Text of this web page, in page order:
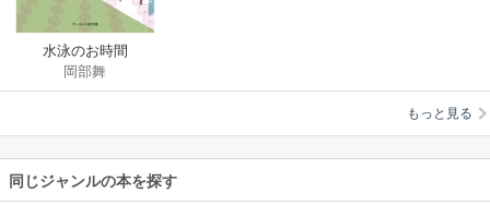
水泳のお時間
岡部舞
もっと見る
同じジャンルの本を探す